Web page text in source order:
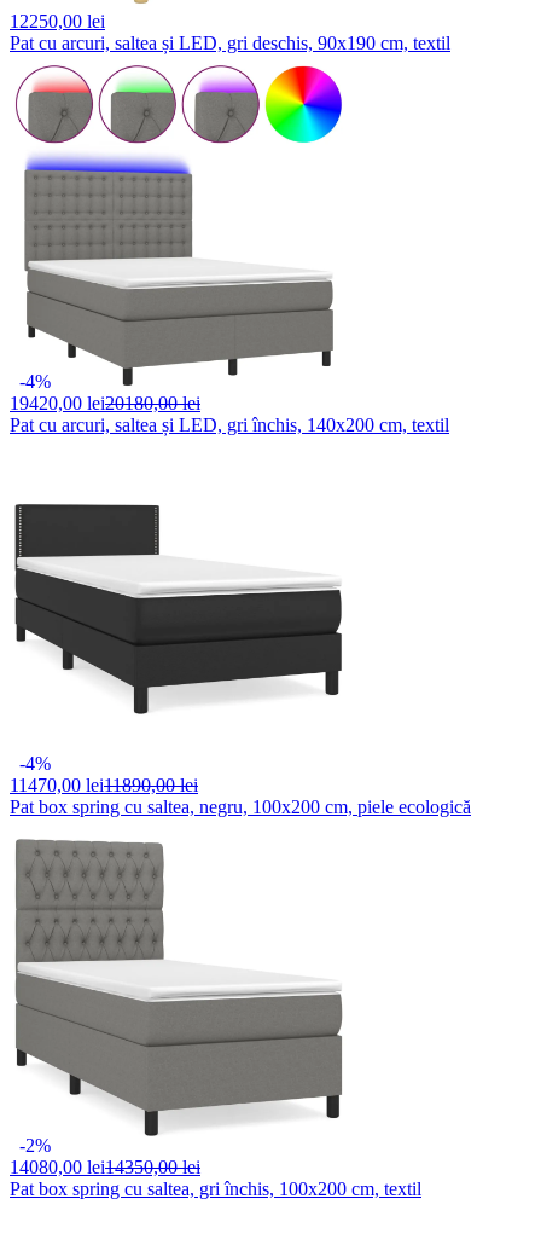
12250,00 lei
Pat cu arcuri, saltea și LED, gri deschis, 90x190 cm, textil
-4%
19420,00 lei20180,00 lei
Pat cu arcuri, saltea și LED, gri închis, 140x200 cm, textil
-4%
11470,00 lei11890,00 lei
Pat box spring cu saltea, negru, 100x200 cm, piele ecologică
-2%
14080,00 lei14350,00 lei
Pat box spring cu saltea, gri închis, 100x200 cm, textil